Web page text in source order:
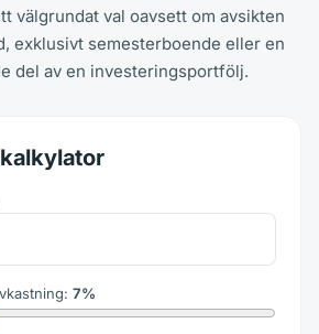
välgrundat val oavsett om avsikten
exklusivt semesterboende eller en
del av en investeringsportfölj.
: 7%